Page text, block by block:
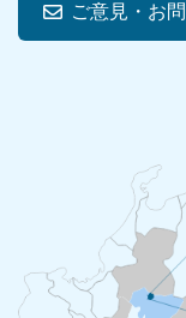
ご意見・お